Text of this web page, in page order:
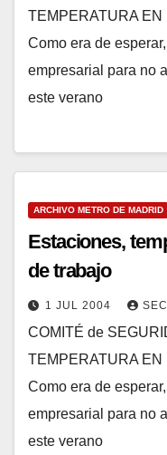
TEMPERATURA
Como era de
empresarial para no
este verano
ARCHIVO METRO DE MADRID
Estaciones,
de trabajo
1 JUL 2004
COMITÉ de
TEMPERATURA
Como era de
empresarial para no
este verano